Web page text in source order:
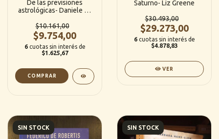
De las previsiones
astrológicas- Daniele de
$10.161,00
$9.754,00
6 cuotas sin interés de
$1.625,67
Saturno- Liz Greene
$30.493,00
$29.273,00
6 cuotas sin interés de
$4.878,83
VER
SIN STOCK SIN STOCK